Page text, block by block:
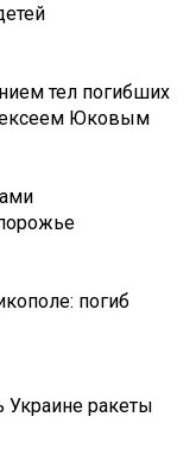
тел погибших
Юковым
погиб
Украине ракеты